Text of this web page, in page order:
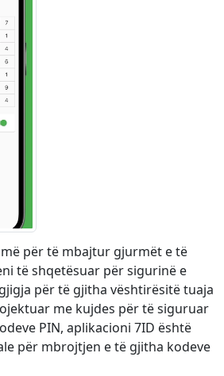
për të mbajtur gjurmët e të
të shqetësuar për sigurinë e
për të gjitha vështirësitë tuaja
me kujdes për të siguruar
PIN, aplikacioni 7ID është
për mbrojtjen e të gjitha kodeve